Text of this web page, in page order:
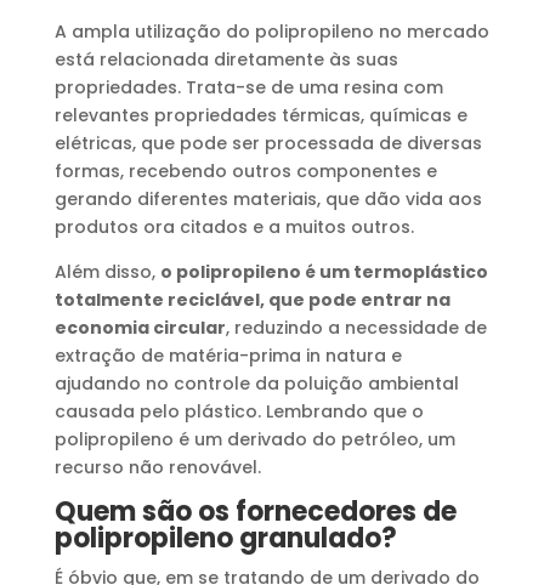
A ampla utilização do polipropileno no mercado
está relacionada diretamente às suas
propriedades. Trata-se de uma resina com
relevantes propriedades térmicas, químicas e
elétricas, que pode ser processada de diversas
formas, recebendo outros componentes e
gerando diferentes materiais, que dão vida aos
produtos ora citados e a muitos outros.
Além disso, o polipropileno é um termoplástico
totalmente reciclável, que pode entrar na
economia circular, reduzindo a necessidade de
extração de matéria-prima in natura e
ajudando no controle da poluição ambiental
causada pelo plástico. Lembrando que o
polipropileno é um derivado do petróleo, um
recurso não renovável.
Quem são os fornecedores de
polipropileno granulado?
É óbvio que, em se tratando de um derivado do